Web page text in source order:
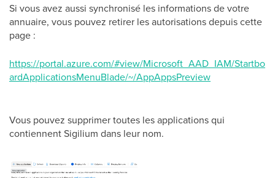
Si vous avez aussi synchronisé les informations de votre
annuaire, vous pouvez retirer les autorisations depuis cette
page :
https://portal.azure.com/#view/Microsoft_AAD_IAM/Startbo
ardApplicationsMenuBlade/~/AppAppsPreview
Vous pouvez supprimer toutes les applications qui
contiennent Sigilium dans leur nom.